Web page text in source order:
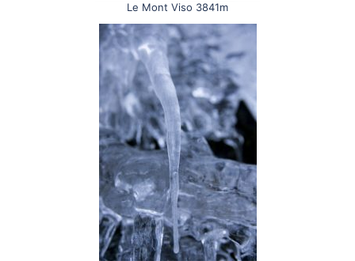
Le Mont Viso 3841m